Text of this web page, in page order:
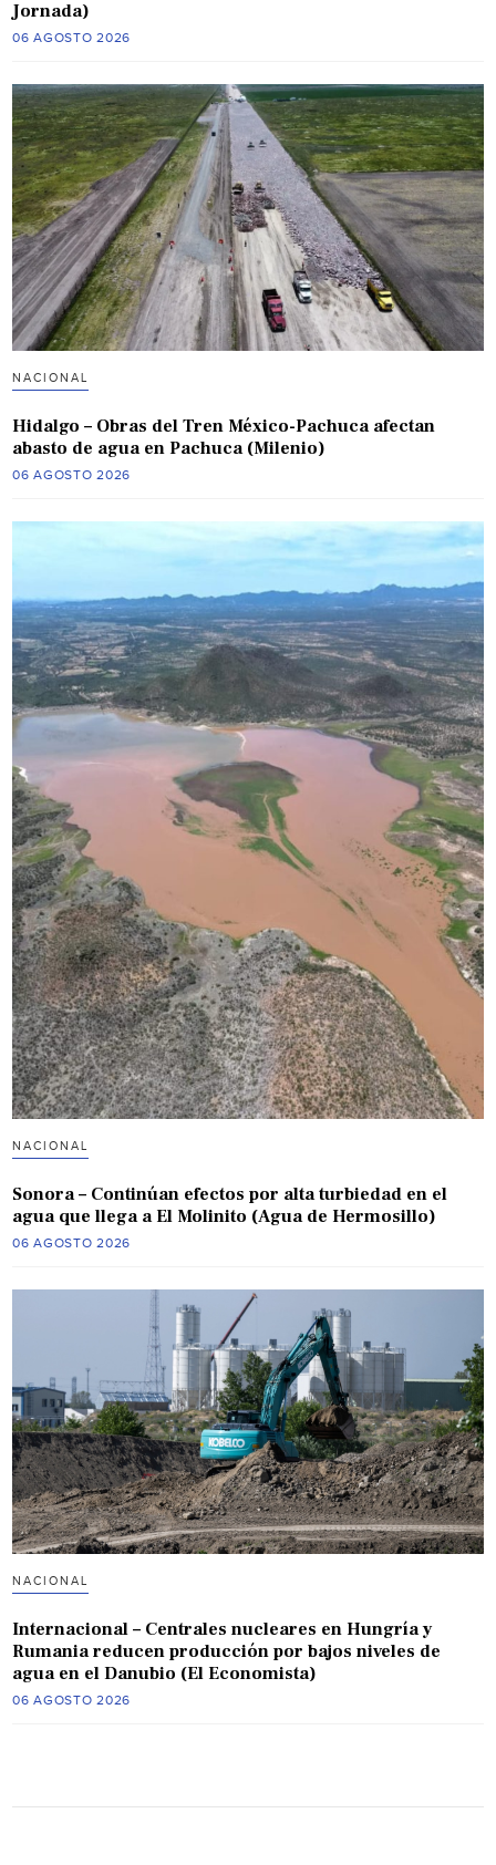
Jornada)
06 AGOSTO 2026
NACIONAL
Hidalgo – Obras del Tren México-Pachuca afectan
abasto de agua en Pachuca (Milenio)
06 AGOSTO 2026
NACIONAL
Sonora – Continúan efectos por alta turbiedad en el
agua que llega a El Molinito (Agua de Hermosillo)
06 AGOSTO 2026
NACIONAL
Internacional – Centrales nucleares en Hungría y
Rumania reducen producción por bajos niveles de
agua en el Danubio (El Economista)
06 AGOSTO 2026